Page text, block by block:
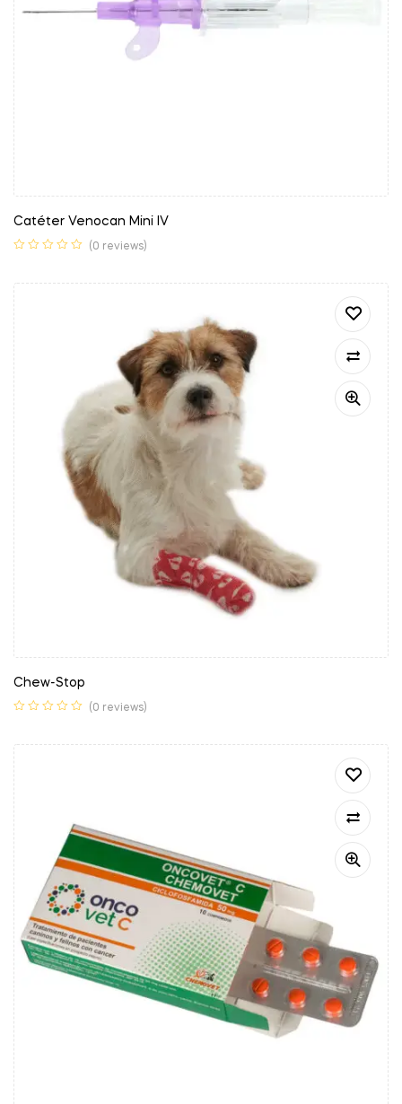
Catéter Venocan Mini IV
(0 reviews)
Chew-Stop
(0 reviews)